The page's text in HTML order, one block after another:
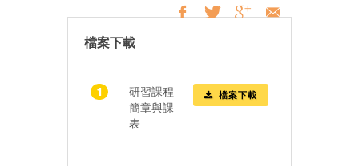
檔案下載
1
研習課程
簡章與課
表
檔案下載